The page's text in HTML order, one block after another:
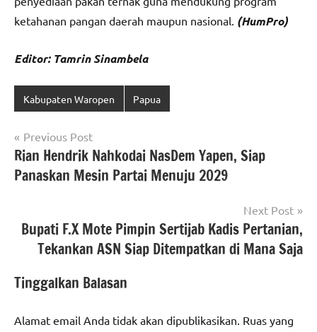
ketahanan pangan daerah maupun nasional. (HumPro)
Editor: Tamrin Sinambela
Kabupaten Waropen Papua
Navigasi
pos
Previous Post
Rian Hendrik Nahkodai NasDem Yapen, Siap
Panaskan Mesin Partai Menuju 2029
Next Post
Bupati F.X Mote Pimpin Sertijab Kadis Pertanian,
Tekankan ASN Siap Ditempatkan di Mana Saja
Tinggalkan Balasan
Alamat email Anda tidak akan dipublikasikan. Ruas yang